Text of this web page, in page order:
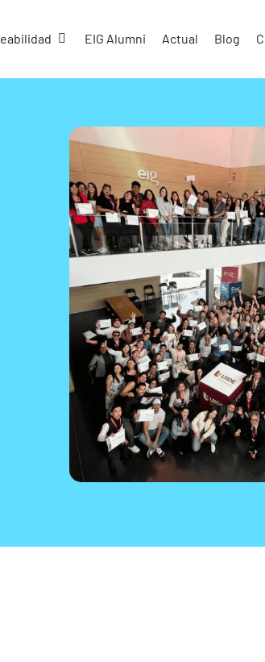
Abrir Empleabilidad
EIG Alumni Actual Blog